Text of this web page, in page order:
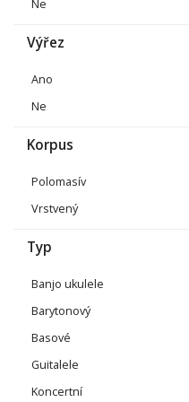
Ne
Výřez
Ano
Ne
Korpus
Polomasív
Vrstvený
Typ
Banjo ukulele
Barytonový
Basové
Guitalele
Koncertní